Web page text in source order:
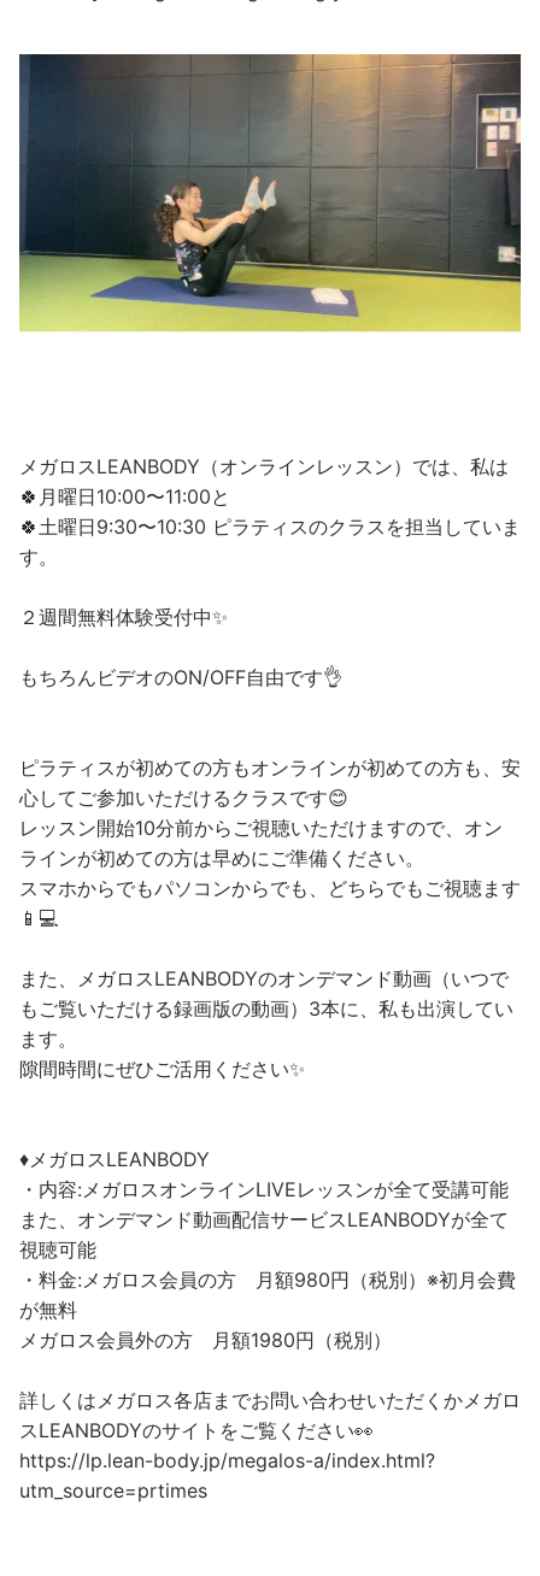
メガロスLEANBODY（オンラインレッスン）では、私は
🍀月曜日10:00〜11:00と
🍀土曜日9:30〜10:30 ピラティスのクラスを担当していま
す。
２週間無料体験受付中✨
もちろんビデオのON/OFF自由です👌
ピラティスが初めての方もオンラインが初めての方も、安
心してご参加いただけるクラスです😊
レッスン開始10分前からご視聴いただけますので、オン
ラインが初めての方は早めにご準備ください。
スマホからでもパソコンからでも、どちらでもご視聴ます
📱💻
また、メガロスLEANBODYのオンデマンド動画（いつで
もご覧いただける録画版の動画）3本に、私も出演してい
ます。
隙間時間にぜひご活用ください✨
♦︎メガロスLEANBODY
・内容:メガロスオンラインLIVEレッスンが全て受講可能
また、オンデマンド動画配信サービスLEANBODYが全て
視聴可能
・料金:メガロス会員の方 月額980円（税別）※初月会費
が無料
メガロス会員外の方 月額1980円（税別）
詳しくはメガロス各店までお問い合わせいただくかメガロ
スLEANBODYのサイトをご覧ください👀
https://lp.lean-body.jp/megalos-a/index.html?
utm_source=prtimes